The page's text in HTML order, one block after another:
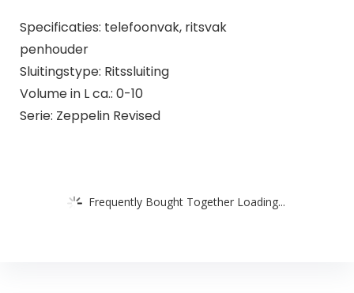
Specificaties: telefoonvak, ritsvak
penhouder
Sluitingstype: Ritssluiting
Volume in L ca.: 0-10
Serie: Zeppelin Revised
Frequently Bought Together Loading...